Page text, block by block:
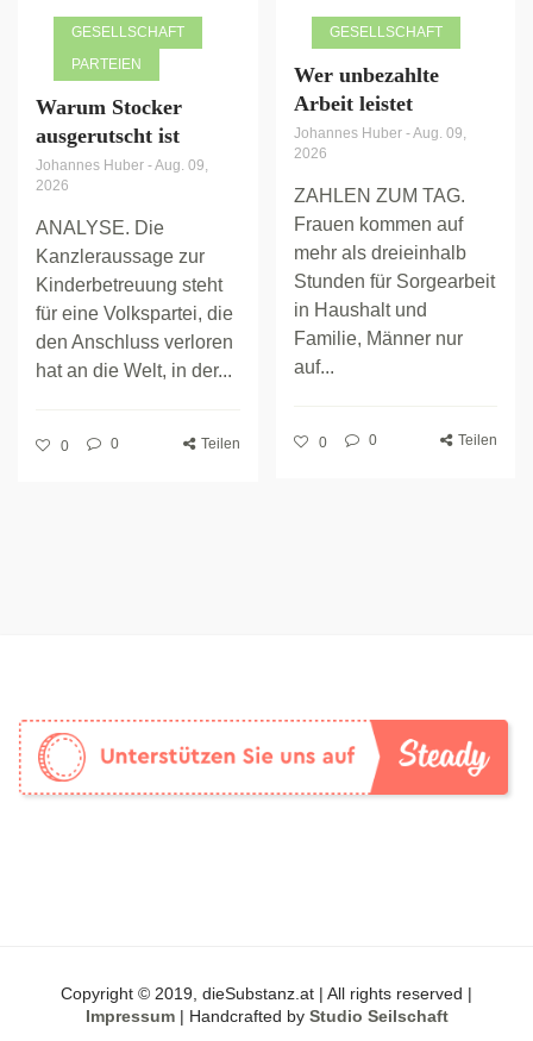
GESELLSCHAFT
PARTEIEN
Warum Stocker
ausgerutscht ist
Johannes Huber -Aug. 09,
2026
ANALYSE. Die
Kanzleraussage zur
Kinderbetreuung steht
für eine Volkspartei, die
den Anschluss verloren
hat an die Welt, in der...
0 0 Teilen
GESELLSCHAFT
Wer unbezahlte
Arbeit leistet
Johannes Huber -Aug. 09,
2026
ZAHLEN ZUM TAG.
Frauen kommen auf
mehr als dreieinhalb
Stunden für Sorgearbeit
in Haushalt und
Familie, Männer nur
auf...
0 0 Teilen
Copyright © 2019, dieSubstanz.at | All rights reserved |
Impressum| Handcrafted by Studio Seilschaft